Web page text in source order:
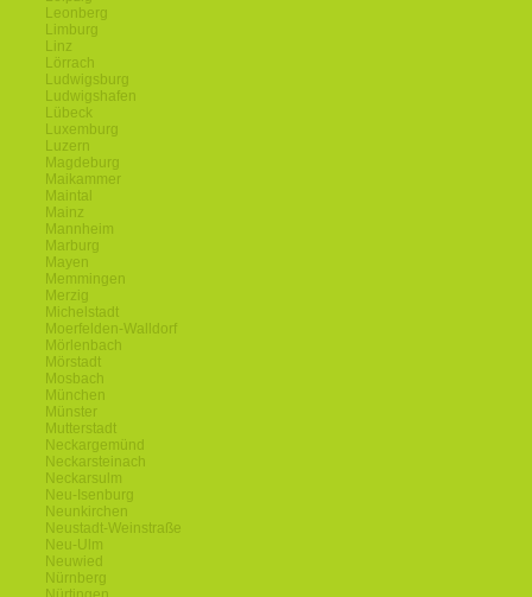
Leonberg
Limburg
Linz
Lörrach
Ludwigsburg
Ludwigshafen
Lübeck
Luxemburg
Luzern
Magdeburg
Maikammer
Maintal
Mainz
Mannheim
Marburg
Mayen
Memmingen
Merzig
Michelstadt
Moerfelden-Walldorf
Mörlenbach
Mörstadt
Mosbach
München
Münster
Mutterstadt
Neckargemünd
Neckarsteinach
Neckarsulm
Neu-Isenburg
Neunkirchen
Neustadt-Weinstraße
Neu-Ulm
Neuwied
Nürnberg